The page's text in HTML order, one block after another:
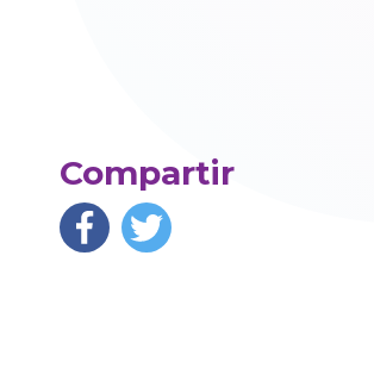
Compartir